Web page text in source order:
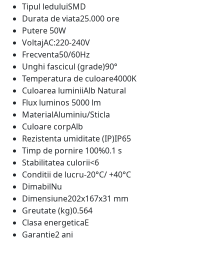
Tipul leduluiSMD
Durata de viata25.000 ore
Putere 50W
VoltajAC:220-240V
Frecventa50/60Hz
Unghi fascicul (grade)90°
Temperatura de culoare4000K
Culoarea luminiiAlb Natural
Flux luminos 5000 lm
MaterialAluminiu/Sticla
Culoare corpAlb
Rezistenta umiditate (IP)IP65
Timp de pornire 100%0.1 s
Stabilitatea culorii<6
Conditii de lucru-20°C/ +40°C
DimabilNu
Dimensiune202x167x31 mm
Greutate (kg)0.564
Clasa energeticaE
Garantie2 ani